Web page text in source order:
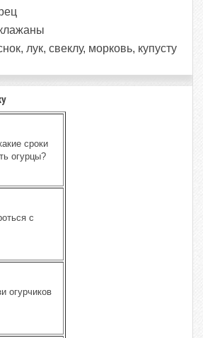
лук, свеклу, морковь, купусту
сроки
огурцы?
с
огурчиков